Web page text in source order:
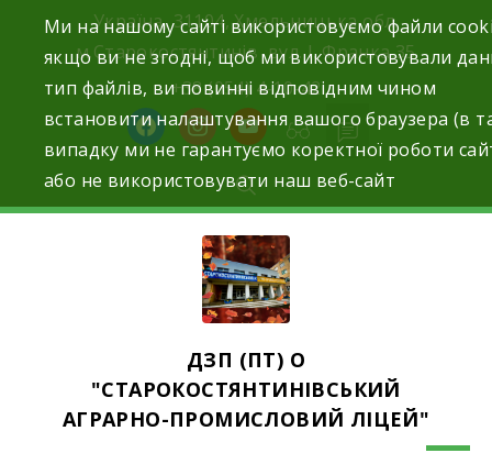
Україна, 31104, Хмельницька обл.
м.Старокостянтинів вул. І. Франка,35
+38 (054) 4-10-42
facebookinstagramyoutube
ДЗП (ПТ) О
"СТАРОКОСТЯНТИНІВСЬКИЙ
АГРАРНО-ПРОМИСЛОВИЙ ЛІЦЕЙ"
Ми на нашому сайті використовуємо файли
якщо ви не згодні, щоб ми використовували
тип файлів, ви повинні відповідним чином
встановити налаштування вашого браузера (в
випадку ми не гарантуємо коректної роботи
або не використовувати наш веб-сайт